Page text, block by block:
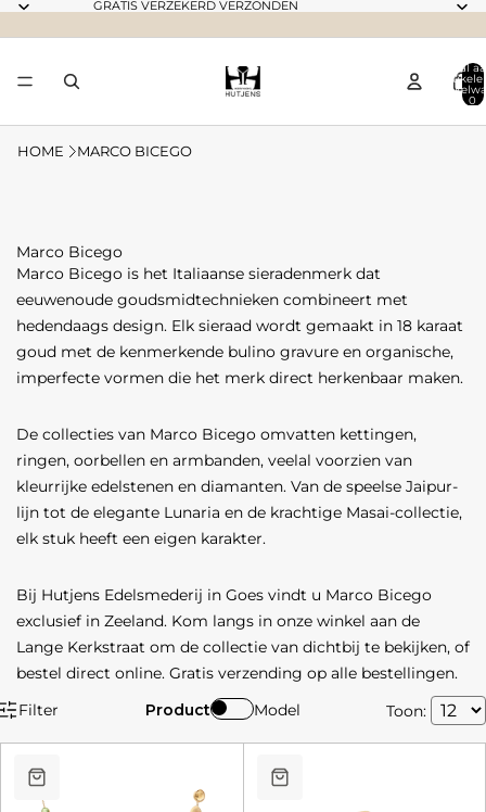
GRATIS VERZEKERD VERZONDEN
Totaal
0
HOME MARCO BICEGO
Marco Bicego
Marco Bicego is het Italiaanse sieradenmerk dat
eeuwenoude goudsmidtechnieken combineert met
hedendaags design. Elk sieraad wordt gemaakt in 18 karaat
goud met de kenmerkende bulino gravure en organische,
imperfecte vormen die het merk direct herkenbaar maken.
De collecties van Marco Bicego omvatten kettingen,
ringen, oorbellen en armbanden, veelal voorzien van
kleurrijke edelstenen en diamanten. Van de speelse Jaipur-
lijn tot de elegante Lunaria en de krachtige Masai-collectie,
elk stuk heeft een eigen karakter.
Bij Hutjens Edelsmederij in Goes vindt u Marco Bicego
exclusief in Zeeland. Kom langs in onze winkel aan de
Lange Kerkstraat om de collectie van dichtbij te bekijken, of
bestel direct online. Gratis verzending op alle bestellingen.
Filter
Product Model Toon: